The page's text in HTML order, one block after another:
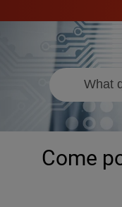
Come